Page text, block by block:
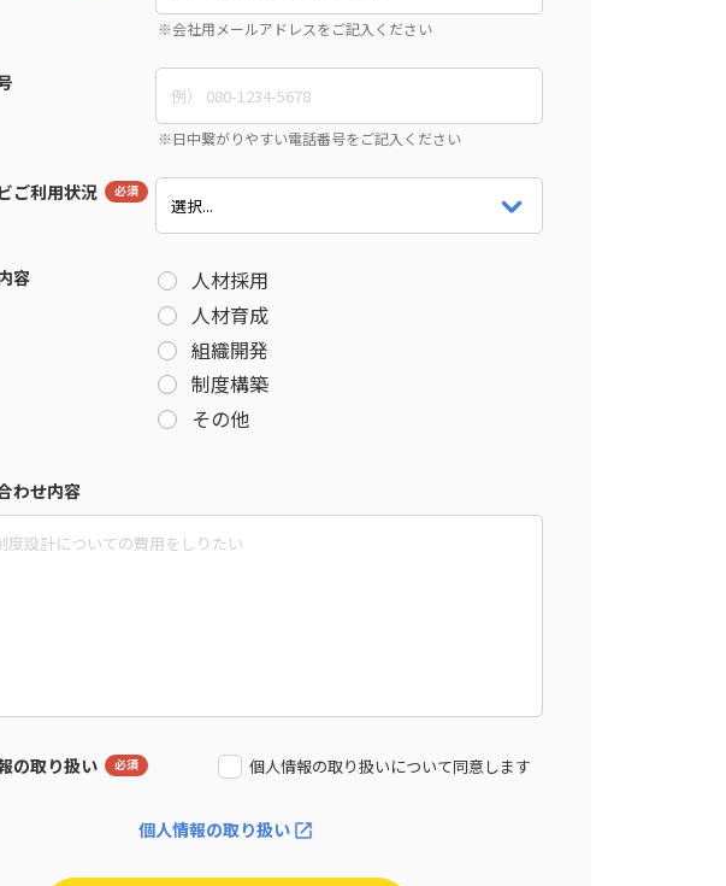
ご利用状況
容
人材採用
人材育成
組織開発
制度構築
その他
わせ内容
の取り扱い 個人情報の取り扱いについて同意します
個人情報の取り扱い